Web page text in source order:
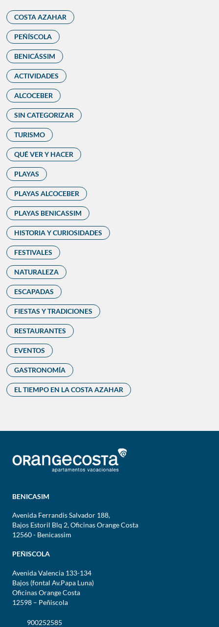
COSTA AZAHAR
PEÑÍSCOLA
BENICÁSSIM
ACTIVIDADES
ALCOCEBER
SIN CATEGORIZAR
TURISMO
QUÉ VER Y HACER
PLAYAS
PLAYAS ALCOCEBER
PLAYAS BENICASSIM
HISTORIA Y CURIOSIDADES
FESTIVALES
NATURALEZA
ESCAPADAS
FIESTAS Y TRADICIONES
RESTAURANTES
EVENTOS
GASTRONOMÍA
EL TIEMPO EN LA COSTA AZAHAR
BENICASIM
Avenida Ferrandis Salvador 188,
Bajos Estoril Blq 2, Oficinas Orange Costa
12560 - Benicassim
PEÑISCOLA
Avenida Valencia 133-134
Bajos (fontal Av.Papa Luna)
Oficinas Orange Costa
12598 – Peñiscola
900252585